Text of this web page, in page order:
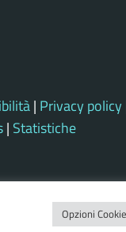
| Privacy policy
| Statistiche
Opzioni Cookie